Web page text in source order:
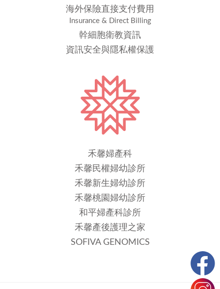
海外保險直接支付費用
Insurance & Direct Billing
幹細胞衛教資訊
資訊安全與隱私權保護
禾馨婦產科
禾馨民權婦幼診所
禾馨新生婦幼診所
禾馨桃園婦幼診所
和平婦產科診所
禾馨產後護理之家
SOFIVA GENOMICS